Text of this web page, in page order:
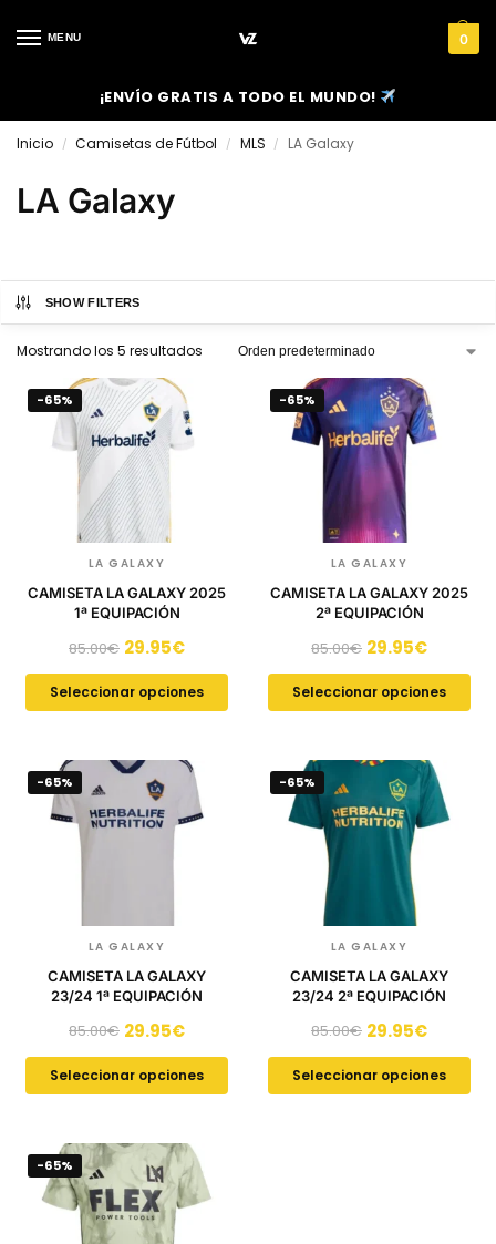
MENU 0
¡ENVÍO GRATIS A TODO EL MUNDO!
Inicio / Camisetas de Fútbol / MLS / LA Galaxy
LA Galaxy
SHOW FILTERS
Mostrando los 5 resultados
-65%
LA GALAXY
CAMISETA LA GALAXY 2025
1ª EQUIPACIÓN
85.00€ 29.95€
Seleccionar opciones
-65%
LA GALAXY
CAMISETA LA GALAXY 2025
2ª EQUIPACIÓN
85.00€ 29.95€
Seleccionar opciones
-65%
LA GALAXY
CAMISETA LA GALAXY
23/24 1ª EQUIPACIÓN
85.00€ 29.95€
Seleccionar opciones
-65%
LA GALAXY
CAMISETA LA GALAXY
23/24 2ª EQUIPACIÓN
85.00€ 29.95€
Seleccionar opciones
-65%